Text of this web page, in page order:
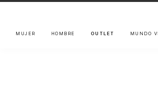
MUJER HOMBRE OUTLET MUNDO